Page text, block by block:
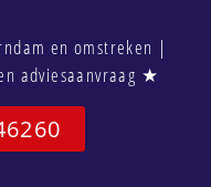
en omstreken |
adviesaanvraag ★